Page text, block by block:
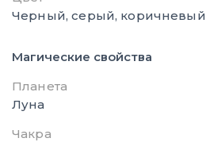
Черный, серый, коричневый
Магические свойства
Планета
Луна
Чакра